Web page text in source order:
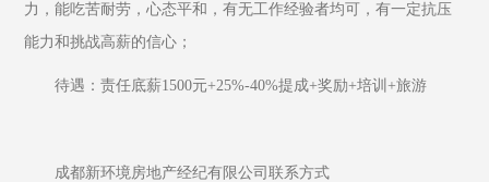
力，能吃苦耐劳，心态平和，有无工作经验者均可，有一定抗压
能力和挑战高薪的信心；
待遇：责任底薪1500元+25%-40%提成+奖励+培训+旅游
成都新环境房地产经纪有限公司联系方式